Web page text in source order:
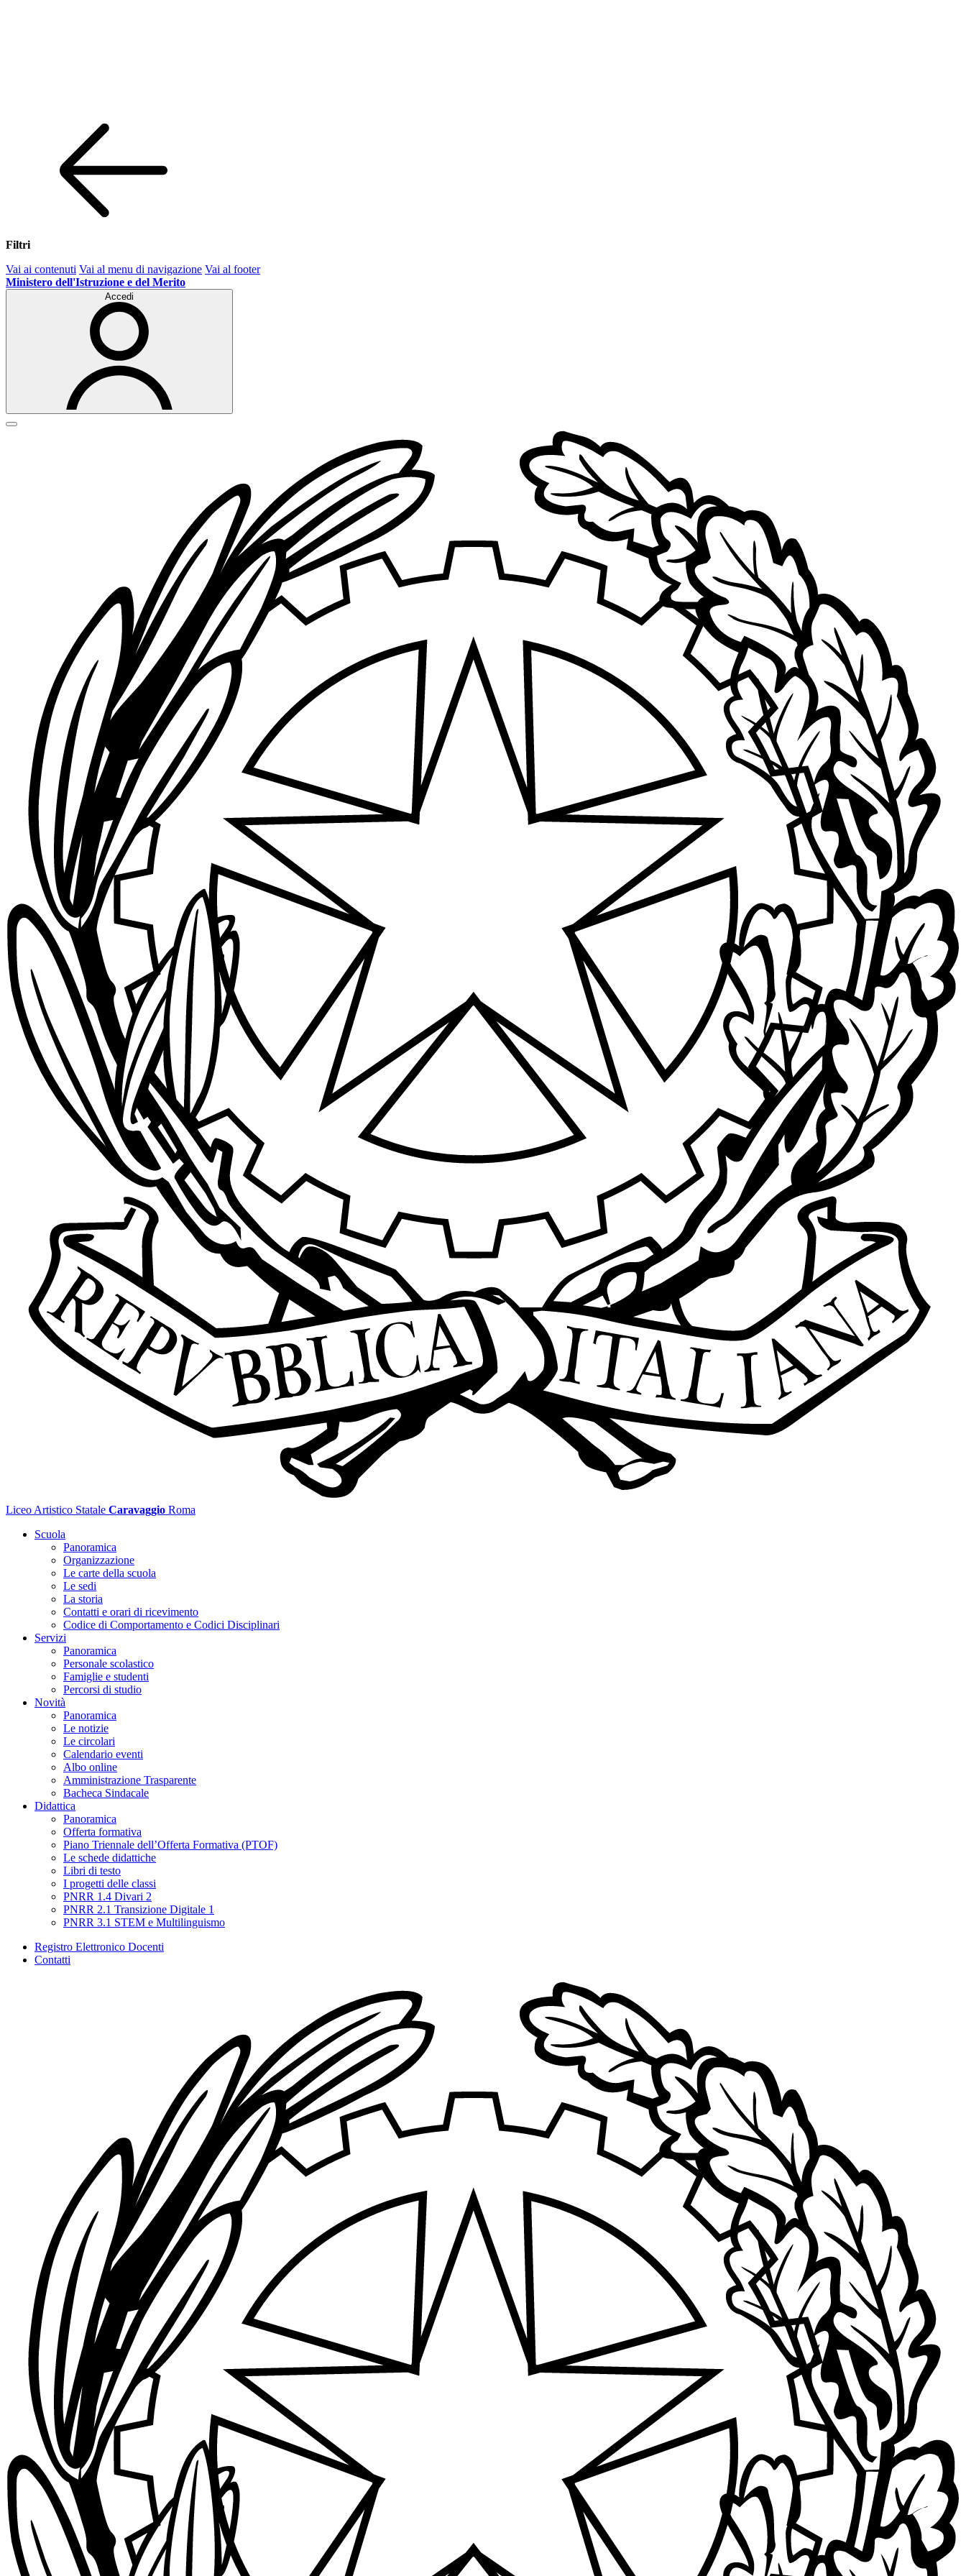
Filtri
Vai ai contenuti Vai al menu di navigazione Vai al footer
Ministero dell'Istruzione e del Merito
Accedi
Liceo Artistico Statale Caravaggio Roma
Scuola
Panoramica
Organizzazione
Le carte della scuola
Le sedi
La storia
Contatti e orari di ricevimento
Codice di Comportamento e Codici Disciplinari
Servizi
Panoramica
Personale scolastico
Famiglie e studenti
Percorsi di studio
Novità
Panoramica
Le notizie
Le circolari
Calendario eventi
Albo online
Amministrazione Trasparente
Bacheca Sindacale
Didattica
Panoramica
Offerta formativa
Piano Triennale dell’Offerta Formativa (PTOF)
Le schede didattiche
Libri di testo
I progetti delle classi
PNRR 1.4 Divari 2
PNRR 2.1 Transizione Digitale 1
PNRR 3.1 STEM e Multilinguismo
Registro Elettronico Docenti
Contatti